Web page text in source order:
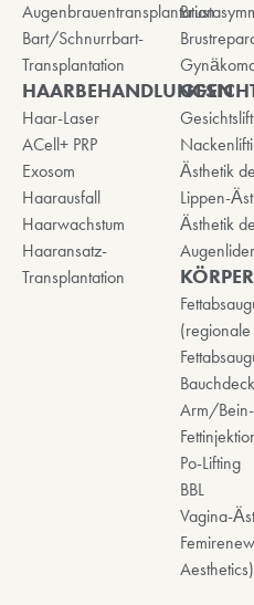
Augenbrauentransplantation
Bart/Schnurrbart-
Transplantation
HAARBEHANDLUNGEN
Haar-Laser
ACell+ PRP
Exosom
Haarausfall
Haarwachstum
Haaransatz-
Transplantation
Ästhetik
Lippen-
Ästhetik
Augenlider
(regionale
Arm/Bein-
Po-Lifting
BBL
Vagina-
Aesthetics)